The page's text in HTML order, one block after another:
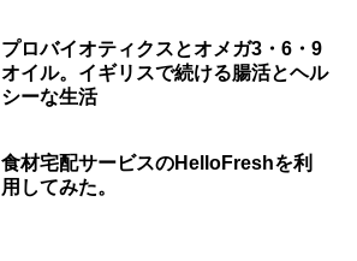
プロバイオティクスとオメガ3・6・9
オイル。イギリスで続ける腸活とヘル
シーな生活
食材宅配サービスのHelloFreshを利
用してみた。